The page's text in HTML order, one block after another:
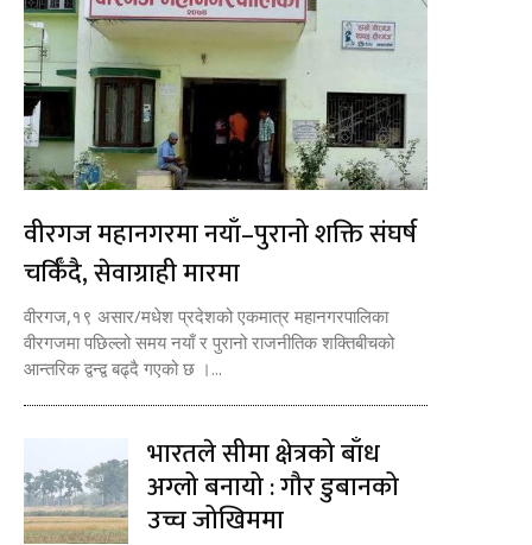
वीरगज महानगरमा नयाँ–पुरानो शक्ति संघर्ष
चर्किँदै, सेवाग्राही मारमा
वीरगज,१९ असार/मधेश प्रदेशको एकमात्र महानगरपालिका
वीरगजमा पछिल्लो समय नयाँ र पुरानो राजनीतिक शक्तिबीचको
आन्तरिक द्वन्द्व बढ्दै गएको छ ।...
भारतले सीमा क्षेत्रको बाँध
अग्लो बनायो : गौर डुबानको
उच्च जोखिममा